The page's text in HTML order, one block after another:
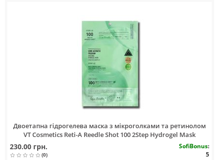
Двоетапна гідрогелева маска з мікроголками та ретинолом
VT Cosmetics Reti-A Reedle Shot 100 2Step Hydrogel Mask
230.00 грн.
(0)
SofiBonus:
5